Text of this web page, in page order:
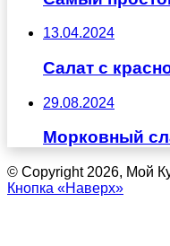
13.04.2024
Салат с
29.08.2024
Морковный
© Copyright 2026, Мой
Кнопка «Наверх»